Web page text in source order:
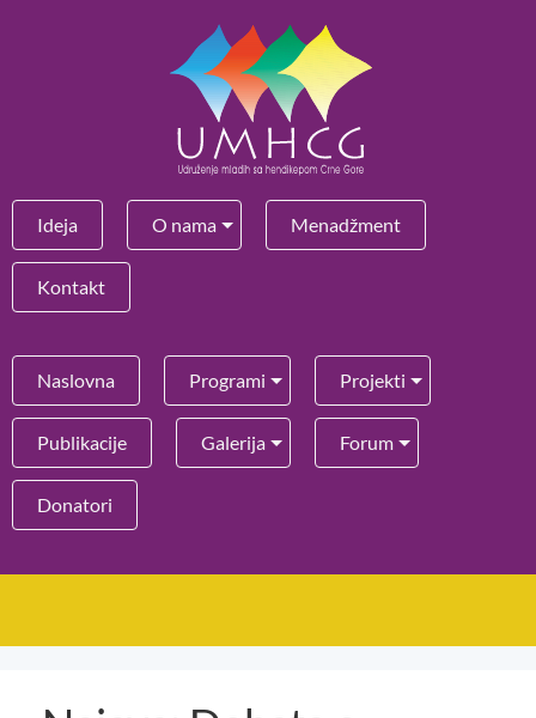
Ideja O nama Menadžment
Kontakt
Naslovna Programi Projekti
Publikacije Galerija Forum
Donatori